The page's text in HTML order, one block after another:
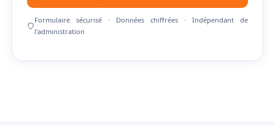
Formulaire sécurisé · Données chiffrées · Indépendant de
l'administration